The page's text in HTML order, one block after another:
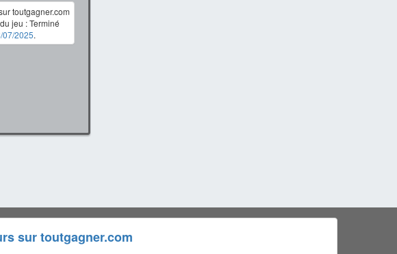
toutgagner.com
jeu : Terminé
07/2025.
sur toutgagner.com